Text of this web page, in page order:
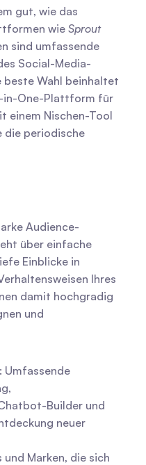
gut, wie das
wie Sprout
sind umfassende
Social-Media-
beste Wahl beinhaltet
in-One-Plattform für
einem Nischen-Tool
die periodische
Audience-
über einfache
Einblicke in
Ihres
damit hochgradig
und
: Umfassende
Builder und
neuer
und Marken, die sich